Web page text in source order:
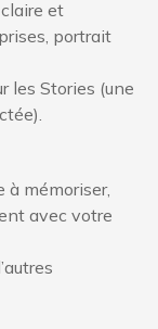
et
portrait
les Stories (une
à mémoriser,
avec votre